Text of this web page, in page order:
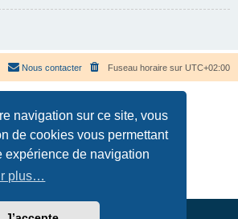
navigation sur ce site, vous
de cookies vous permettant
expérience de navigation
plus…
Fuseau horaire sur UTC+02:00
Nous contacter
phpBB® Forum Software © phpBB Limited
Confidentialité